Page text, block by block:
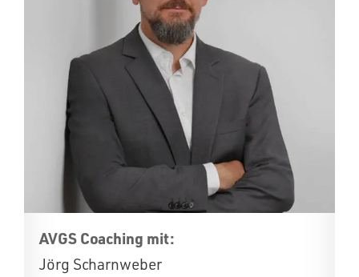
AVGS Coaching mit:
Jörg Scharnweber